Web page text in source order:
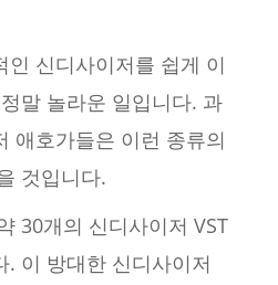
신디사이저를 쉽게 이
말 놀라운 일입니다. 과
애호가들은 이런 종류의
것입니다.
30개의 신디사이저 VST
. 이 방대한 신디사이저